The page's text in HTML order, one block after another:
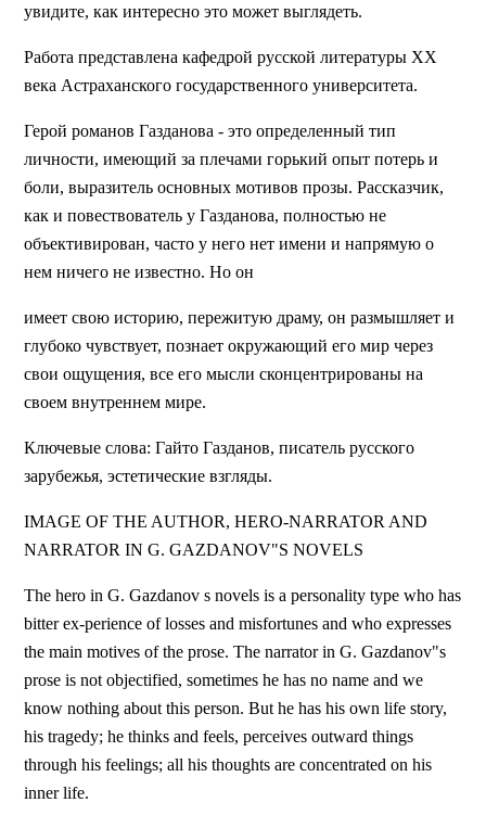
увидите, как интересно это может выглядеть.
Работа представлена кафедрой русской литературы XX
века Астраханского государственного университета.
Герой романов Газданова - это определенный тип
личности, имеющий за плечами горький опыт потерь и
боли, выразитель основных мотивов прозы. Рассказчик,
как и повествователь у Газданова, полностью не
объективирован, часто у него нет имени и напрямую о
нем ничего не известно. Но он
имеет свою историю, пережитую драму, он размышляет и
глубоко чувствует, познает окружающий его мир через
свои ощущения, все его мысли сконцентрированы на
своем внутреннем мире.
Ключевые слова: Гайто Газданов, писатель русского
зарубежья, эстетические взгляды.
IMAGE OF THE AUTHOR, HERO-NARRATOR AND
NARRATOR IN G. GAZDANOV"S NOVELS
The hero in G. Gazdanov s novels is a personality type who has
bitter ex-perience of losses and misfortunes and who expresses
the main motives of the prose. The narrator in G. Gazdanov"s
prose is not objectified, sometimes he has no name and we
know nothing about this person. But he has his own life story,
his tragedy; he thinks and feels, perceives outward things
through his feelings; all his thoughts are concentrated on his
inner life.